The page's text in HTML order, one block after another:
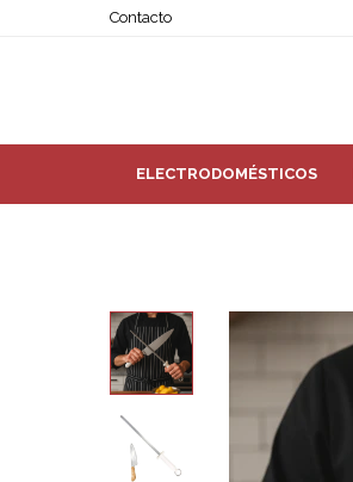
ELECTRODOMÉSTICOS
Contacto